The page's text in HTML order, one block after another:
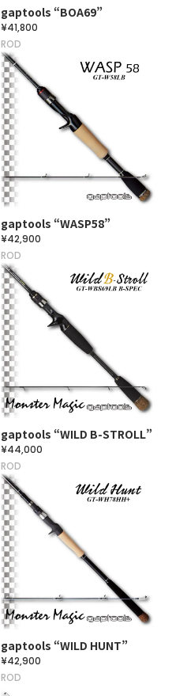
gaptools “BOA69”
¥41,800
ROD
gaptools “WASP58”
¥42,900
ROD
gaptools “WILD B-STROLL”
¥44,000
ROD
gaptools “WILD HUNT”
¥42,900
ROD